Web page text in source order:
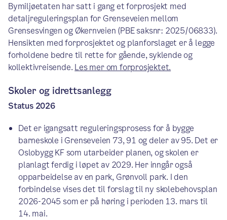
Bymiljøetaten har satt i gang et forprosjekt med
detaljreguleringsplan for Grenseveien mellom
Grensesvingen og Økernveien (PBE saksnr: 2025/06833).
Hensikten med forprosjektet og planforslaget er å legge
forholdene bedre til rette for gående, syklende og
kollektivreisende. Les mer om forprosjektet.
Skoler og idrettsanlegg
Status 2026
Det er igangsatt reguleringsprosess for å bygge
barneskole i Grenseveien 73, 91 og deler av 95. Det er
Oslobygg KF som utarbeider planen, og skolen er
planlagt ferdig i løpet av 2029. Her inngår også
opparbeidelse av en park, Grønvoll park. I den
forbindelse vises det til forslag til ny skolebehovsplan
2026-2045 som er på høring i perioden 13. mars til
14. mai.